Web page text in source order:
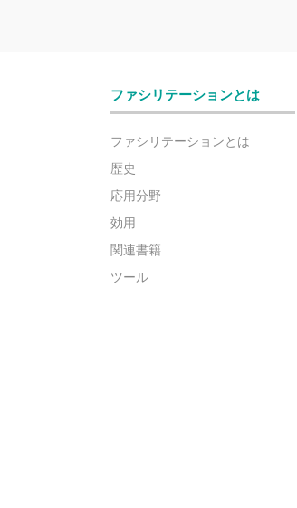
ファシリテーションとは
ファシリテーションとは
歴史
応用分野
効用
関連書籍
ツール